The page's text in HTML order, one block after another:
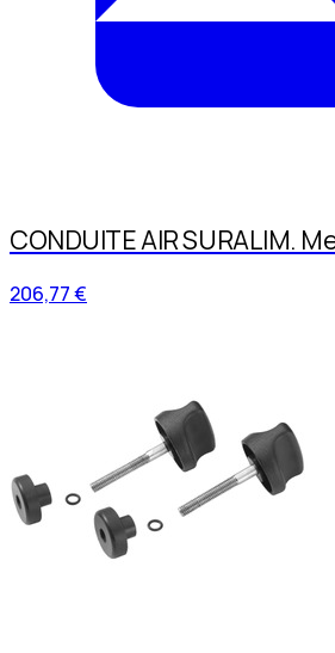
CONDUITE AIR SURALIM.
206,77 €